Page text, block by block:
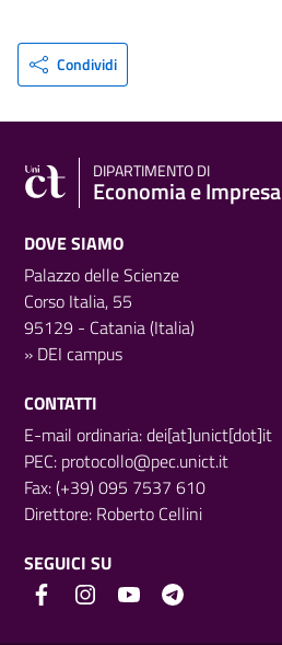
Condividi
DIPARTIMENTO DI
Economia e Impresa
DOVE SIAMO
Palazzo delle Scienze
Corso Italia, 55
95129 - Catania (Italia)
» DEI campus
CONTATTI
E-mail ordinaria: dei[at]unict[dot]it
PEC: protocollo@pec.unict.it
Fax: (+39) 095 7537 610
Direttore: Roberto Cellini
SEGUICI SU